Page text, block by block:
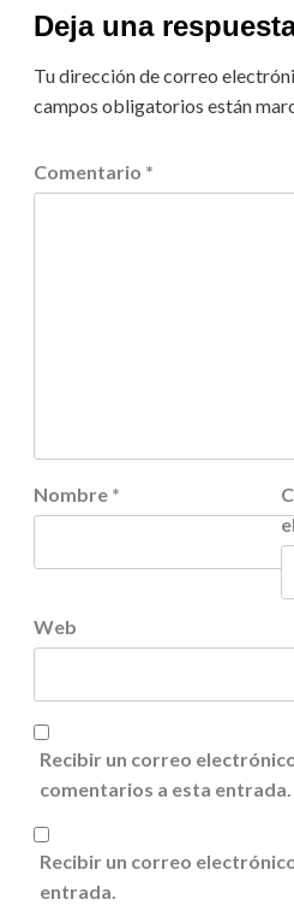
Deja una
Tu dirección de correo
campos obligatorios están
Comentario *
Nombre *
Web
Recibir un correo
comentarios a esta entrada.
Recibir un correo
entrada.